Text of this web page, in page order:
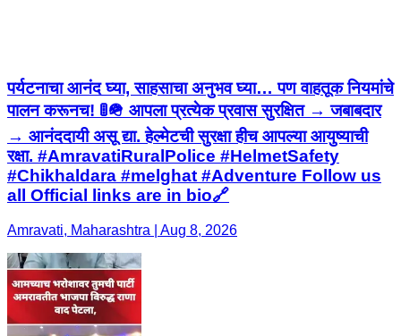
पर्यटनाचा आनंद घ्या, साहसाचा अनुभव घ्या… पण वाहतूक नियमांचे
पालन करूनच! 🚦🪖 आपला प्रत्येक प्रवास सुरक्षित → जबाबदार
→ आनंददायी असू द्या. हेल्मेटची सुरक्षा हीच आपल्या आयुष्याची
रक्षा. #AmravatiRuralPolice #HelmetSafety
#Chikhaldara #melghat #Adventure Follow us
all Official links are in bio🔗
Amravati, Maharashtra | Aug 8, 2026